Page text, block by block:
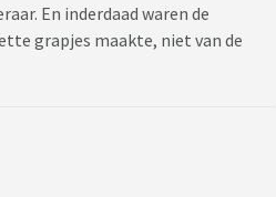
En inderdaad waren de
grapjes maakte, niet van de